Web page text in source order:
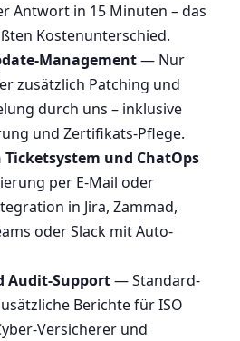
Antwort in 15 Minuten – das
Kostenunterschied.
Management— Nur
zusätzlich Patching und
durch uns – inklusive
und Zertifikats-Pflege.
und ChatOps
per E-Mail oder
in Jira, Zammad,
oder Slack mit Auto-
Audit-Support— Standard-
Berichte für ISO
Versicherer und